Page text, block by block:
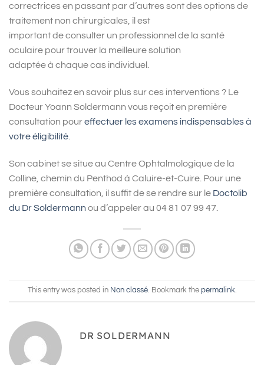
correctrices en passant par d’autres sont des options de
traitement non chirurgicales, il est
important de consulter un professionnel de la santé
oculaire pour trouver la meilleure solution
adaptée à chaque cas individuel.
Vous souhaitez en savoir plus sur ces interventions ? Le
Docteur Yoann Soldermann vous reçoit en première
consultation poureffectuer les examens indispensables à
votre éligibilité.
Son cabinet se situe au Centre Ophtalmologique de la
Colline, chemin du Penthod à Caluire-et-Cuire. Pour une
première consultation, il suffit de se rendre sur le Doctolib
du Dr Soldermann ou d’appeler au 04 81 07 99 47.
This entry was posted in Non classé. Bookmark the permalink.
DR SOLDERMANN